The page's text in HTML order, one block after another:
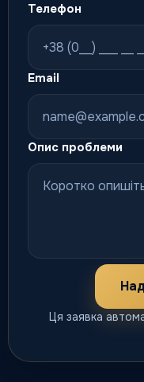
Телефон
Email
Опис проблеми
Ця заявка